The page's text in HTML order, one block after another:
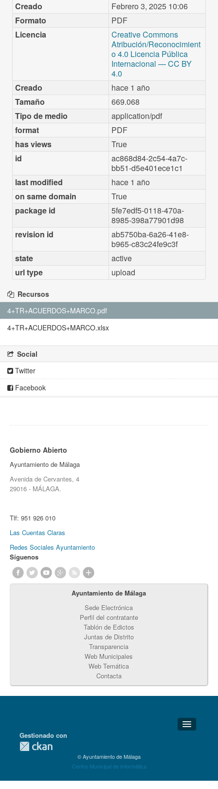
Creado
Febrero 3, 2025 10:06
Formato
PDF
Licencia
Creative Commons
Atribución/Reconocimient
o 4.0 Licencia Pública
Internacional — CC BY
4.0
Creado
hace 1 año
Tamaño
669.068
Tipo de medio
application/pdf
format
PDF
has views
True
id
ac868d84-2c54-4a7c-
bb51-d5e401ece1c1
last modified
hace 1 año
on same domain
True
package id
5fe7edf5-0118-470a-
8985-398a77901d98
revision id
ab5750ba-6a26-41e8-
b965-c83c24fe9c3f
state
active
url type
upload
Recursos
4+TR+ACUERDOS+MARCO.pdf
4+TR+ACUERDOS+MARCO.xlsx
Social
Twitter
Facebook
Gobierno Abierto
Ayuntamiento de Málaga
Avenida de Cervantes, 4
29016 - MÁLAGA.
Tlf: 951 926 010
Las Cuentas Claras
Redes Sociales Ayuntamiento
Síguenos
Ayuntamiento de Málaga
Sede Electrónica
Perfil del contratante
Tablón de Edictos
Juntas de Distrito
Transparencia
Web Municipales
Web Temática
Contacta
Detalles Técnicos
Gestionado con
© Ayuntamiento de Málaga
Centro Municipal de Informática